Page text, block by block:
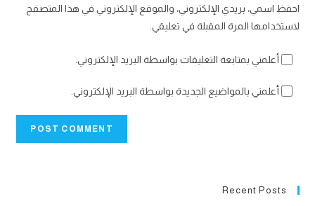
احفظ اسمي، بريدي الإلكتروني، والموقع الإلكتروني في هذا المتصفح
لاستخدامها المرة المقبلة في تعليقي.
أعلمني بمتابعة التعليقات بواسطة البريد الإلكتروني.
أعلمني بالمواضيع الجديدة بواسطة البريد الإلكتروني.
Recent Posts